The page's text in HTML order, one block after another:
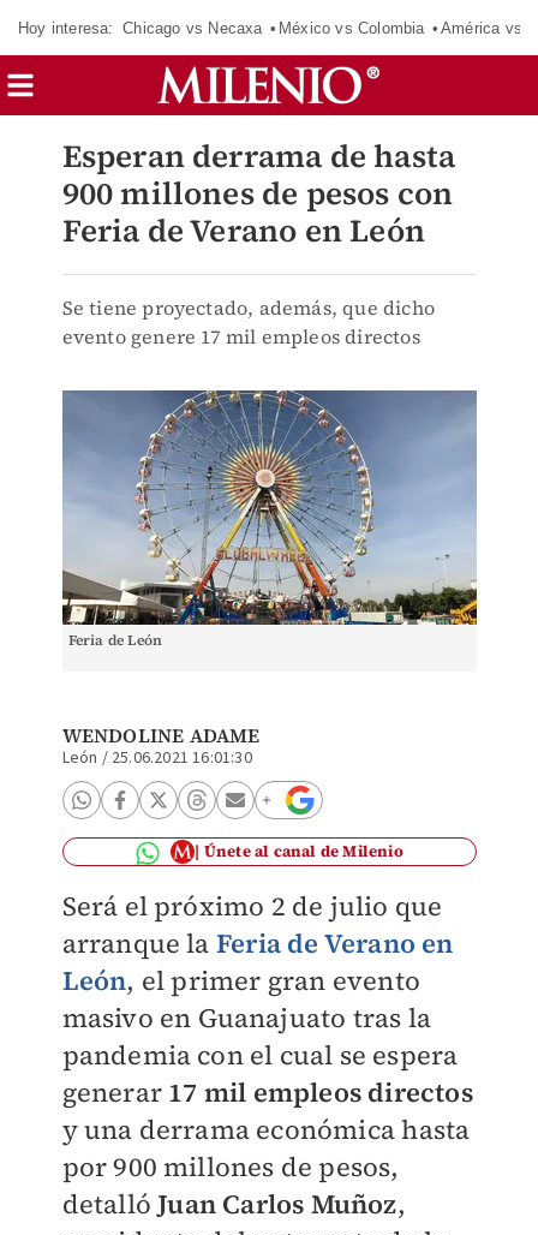
Hoy interesa: Chicago vs Necaxa México vs Colombia América vs
Esperan derrama de hasta
900 millones de pesos con
Feria de Verano en León
Se tiene proyectado, además, que dicho
evento genere 17 mil empleos directos
Feria de León
WENDOLINE ADAME
León / 25.06.2021 16:01:30
Únete al canal de Milenio
Será el próximo 2 de julio que
arranque la Feria de Verano en
León, el primer gran evento
masivo en Guanajuato tras la
pandemia con el cual se espera
generar 17 mil empleos directos
y una derrama económica hasta
por 900 millones de pesos,
detallóJuan Carlos Muñoz,